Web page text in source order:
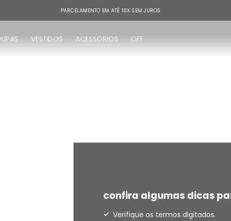
PARCELAMENTO EM ATÉ 10X SEM JUROS
VESTIDOS ACESSÓRIOS OFF
confira algumas dicas
Verifique os termos digitados.